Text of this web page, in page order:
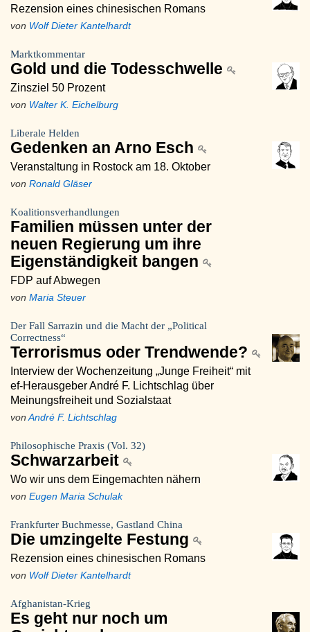
Rezension eines chinesischen Romans
von Wolf Dieter Kantelhardt
Marktkommentar
Gold und die Todesschwelle
Zinsziel 50 Prozent
von Walter K. Eichelburg
Liberale Helden
Gedenken an Arno Esch
Veranstaltung in Rostock am 18. Oktober
von Ronald Gläser
Koalitionsverhandlungen
Familien müssen unter der
neuen Regierung um ihre
Eigenständigkeit bangen
FDP auf Abwegen
von Maria Steuer
Der Fall Sarrazin und die Macht der „Political
Correctness“
Terrorismus oder Trendwende?
Interview der Wochenzeitung „Junge Freiheit“ mit
ef-Herausgeber André F. Lichtschlag über
Meinungsfreiheit und Sozialstaat
von André F. Lichtschlag
Philosophische Praxis (Vol. 32)
Schwarzarbeit
Wo wir uns dem Eingemachten nähern
von Eugen Maria Schulak
Frankfurter Buchmesse, Gastland China
Die umzingelte Festung
Rezension eines chinesischen Romans
von Wolf Dieter Kantelhardt
Afghanistan-Krieg
Es geht nur noch um